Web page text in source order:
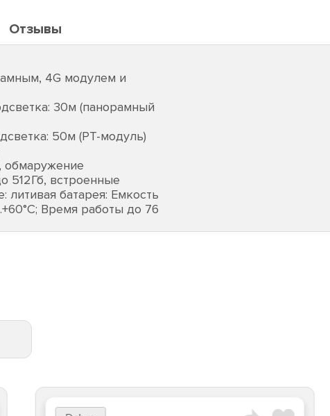
Отзывы
4G модулем и
30м (панорамный
50м (PT-модуль)
обмаружение
512Гб, встроенные
литивая батарея: Емкость
Время работы до 76